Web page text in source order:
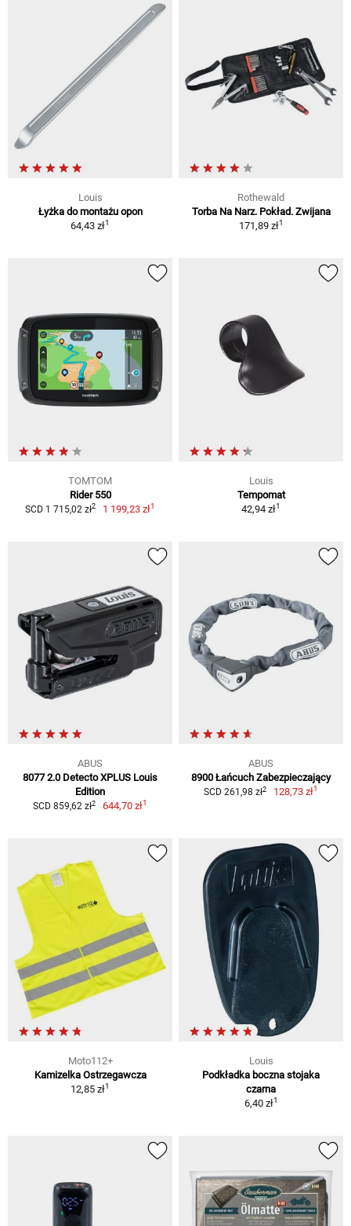
Louis
Łyżka do montażu opon
64,43 zł1
Rothewald
Torba Na Narz. Pokład. Zwijana
171,89 zł1
TOMTOM
Rider 550
SCD 1 715,02 zł2 1 199,23 zł1
Louis
Tempomat
42,94 zł1
ABUS
8077 2.0 Detecto XPLUS Louis
Edition
SCD 859,62 zł2 644,70 zł1
ABUS
8900 Łańcuch Zabezpieczający
SCD 261,98 zł2 128,73 zł1
Moto112+
Kamizelka Ostrzegawcza
12,85 zł1
Louis
Podkładka boczna stojaka
czarna
6,40 zł1